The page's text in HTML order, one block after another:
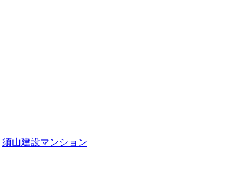
須山建設マンション